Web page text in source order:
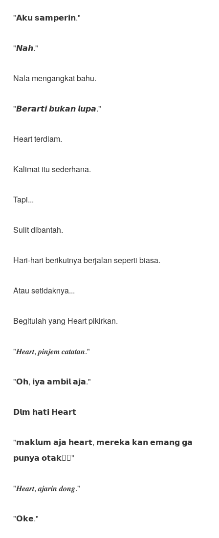
"𝗔𝗸𝘂 𝘀𝗮𝗺𝗽𝗲𝗿𝗶𝗻."
"𝙉𝙖𝙝."
Nala mengangkat bahu.
"𝘽𝙚𝙧𝙖𝙧𝙩𝙞 𝙗𝙪𝙠𝙖𝙣 𝙡𝙪𝙥𝙖."
Heart terdiam.
Kalimat itu sederhana.
Tapi...
Sulit dibantah.
Hari-hari berikutnya berjalan seperti biasa.
Atau setidaknya...
Begitulah yang Heart pikirkan.
"𝑯𝒆𝒂𝒓𝒕, 𝒑𝒊𝒏𝒋𝒆𝒎 𝒄𝒂𝒕𝒂𝒕𝒂𝒏."
"𝗢𝗵, 𝗶𝘆𝗮 𝗮𝗺𝗯𝗶𝗹 𝗮𝗷𝗮."
𝗗𝗹𝗺 𝗵𝗮𝘁𝗶 𝗛𝗲𝗮𝗿𝘁
"𝗺𝗮𝗸𝗹𝘂𝗺 𝗮𝗷𝗮 𝗵𝗲𝗮𝗿𝘁, 𝗺𝗲𝗿𝗲𝗸𝗮 𝗸𝗮𝗻 𝗲𝗺𝗮𝗻𝗴 𝗴𝗮
𝗽𝘂𝗻𝘆𝗮 𝗼𝘁𝗮𝗸🙂‍↕️"
"𝑯𝒆𝒂𝒓𝒕, 𝒂𝒋𝒂𝒓𝒊𝒏 𝒅𝒐𝒏𝒈."
"𝗢𝗸𝗲."